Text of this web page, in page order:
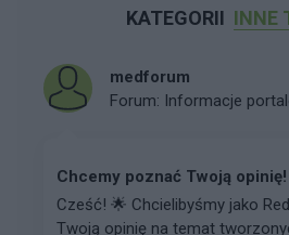
KATEGORII INNE
medforum
Forum: Informacje
Chcemy poznać Twoją opinię!
Cześć! 🌟 Chcielibyśmy jako
Twoją opinię na temat